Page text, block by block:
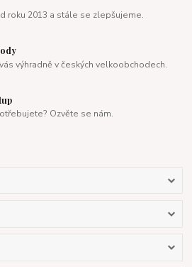
roku 2013 a stále se zlepšujeme.
výhradně v českých velkoobchodech.
Ozvěte se nám.